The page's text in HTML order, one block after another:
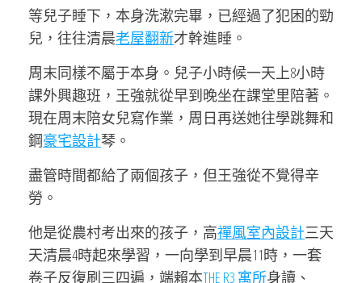
等兒子睡下，本身洗漱完畢，已經過了犯困的勁
兒，往往清晨老屋翻新才幹進睡。
周末同樣不屬于本身。兒子小時候一天上8小時
課外興趣班，王強就從早到晚坐在課堂里陪著。
現在周末陪女兒寫作業，周日再送她往學跳舞和
鋼豪宅設計琴。
盡管時間都給了兩個孩子，但王強從不覺得辛
勞。
他是從農村考出來的孩子，高禪風室內設計三天
天清晨4時起來學習，一向學到早晨11時，一套
卷子反復刷三四遍，端賴本THE R3 寓所身讀、